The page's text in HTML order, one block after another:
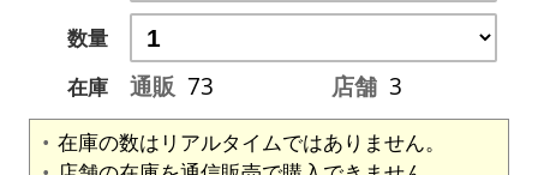
数量
在庫
通販 73 店舗 3
在庫の数はリアルタイムではありません。